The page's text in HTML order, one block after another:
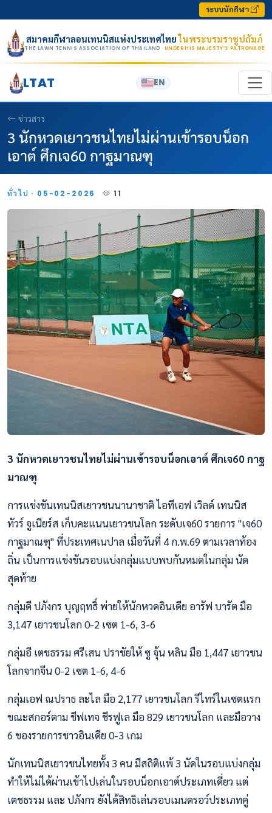
ระบบนักกีฬา
สมาคมกีฬาลอนเทนนิสแห่งประเทศไทยในพระบรมราชูปถัมภ์
THE LAWN TENNIS ASSOCIATION OF THAILAND · UNDER HIS MAJESTY’S PATRONAGE
LTAT EN
ข่าวสาร
3 นักหวดเยาวชนไทยไม่ผ่านเข้ารอบน็อก
เอาต์ ศึกเจ60 กาฐมาณฑุ
ทั่วไป · 05-02-2026 11
3 นักหวดเยาวชนไทยไม่ผ่านเข้ารอบน็อกเอาต์ ศึกเจ60 กาฐ
มาณฑุ
การแข่งขันเทนนิสเยาวชนนานาชาติ ไอทีเอฟ เวิลด์ เทนนิส
ทัวร์ จูเนียร์ส เก็บคะแนนเยาวชนโลก ระดับเจ60 รายการ "เจ60
กาฐมาณฑุ" ที่ประเทศเนปาล เมื่อวันที่ 4 ก.พ.69 ตามเวลาท้อง
ถิ่น เป็นการแข่งขันรอบแบ่งกลุ่มแบบพบกันหมดในกลุ่ม นัด
สุดท้าย
กลุ่มดี ปภังกร บุญฤทธิ์ พ่ายให้นักหวดอินเดีย อารัฟ บารัต มือ
3,147 เยาวชนโลก 0-2 เซต 1-6, 3-6
กลุ่มอี เตชธรรม ศรีเสน ปราชัยให้ ซู จุ้น หลิน มือ 1,447 เยาวชน
โลกจากจีน 0-2 เซต 1-6, 4-6
กลุ่มเอฟ ณปราธ ละไล มือ 2,177 เยาวชนโลก รีไทร์ในเซตแรก
ขณะสกอร์ตาม ชีฟเทจ ชีรฟูเล มือ 829 เยาวชนโลก และมือวาง
6 ของรายการชาวอินเดีย 0-3 เกม
นักเทนนิสเยาวชนไทยทั้ง 3 คน มีสถิติแพ้ 3 นัดในรอบแบ่งกลุ่ม
ทำให้ไม่ได้ผ่านเข้าไปเล่นในรอบน็อกเอาต์ประเภทเดี่ยว แต่
เตชธรรม และ ปภังกร ยังได้สิทธิเล่นรอบเมนดรอว์ประเภทคู่